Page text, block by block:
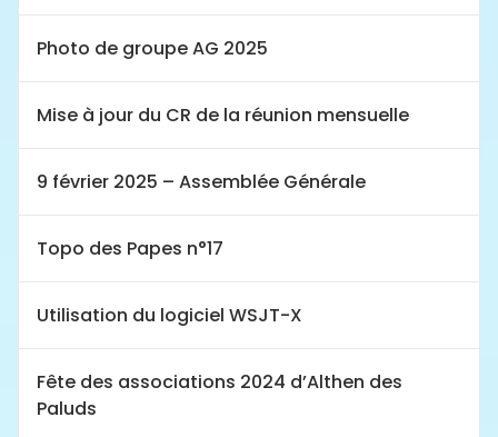
Photo de groupe AG 2025
Mise à jour du CR de la réunion mensuelle
9 février 2025 – Assemblée Générale
Topo des Papes n°17
Utilisation du logiciel WSJT-X
Fête des associations 2024 d’Althen des
Paluds